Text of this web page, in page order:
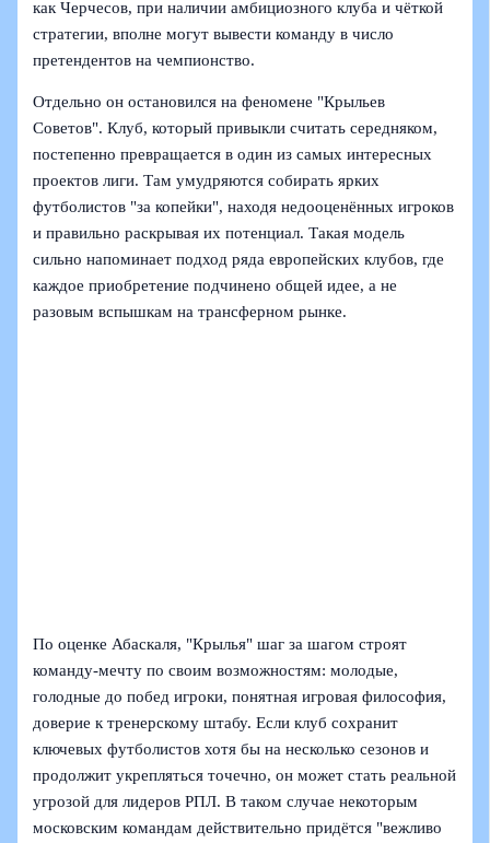
как Черчесов, при наличии амбициозного клуба и чёткой
стратегии, вполне могут вывести команду в число
претендентов на чемпионство.
Отдельно он остановился на феномене "Крыльев
Советов". Клуб, который привыкли считать середняком,
постепенно превращается в один из самых интересных
проектов лиги. Там умудряются собирать ярких
футболистов "за копейки", находя недооценённых игроков
и правильно раскрывая их потенциал. Такая модель
сильно напоминает подход ряда европейских клубов, где
каждое приобретение подчинено общей идее, а не
разовым вспышкам на трансферном рынке.
По оценке Абаскаля, "Крылья" шаг за шагом строят
команду-мечту по своим возможностям: молодые,
голодные до побед игроки, понятная игровая философия,
доверие к тренерскому штабу. Если клуб сохранит
ключевых футболистов хотя бы на несколько сезонов и
продолжит укрепляться точечно, он может стать реальной
угрозой для лидеров РПЛ. В таком случае некоторым
московским командам действительно придётся "вежливо